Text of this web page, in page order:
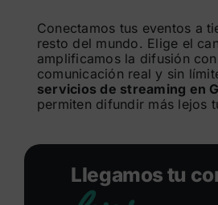
Conectamos tus eventos a
resto del mundo. Elige el
amplificamos la difusión con
comunicación real y sin
servicios de streaming en
permiten difundir más lejos
Llegamos tu